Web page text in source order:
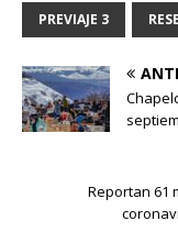
PREVIAJE 3
Reportan 61